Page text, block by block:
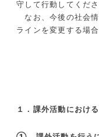
守して行動してくださ
なお、今後の社会
ラインを変更する場
１．課外活動におけ